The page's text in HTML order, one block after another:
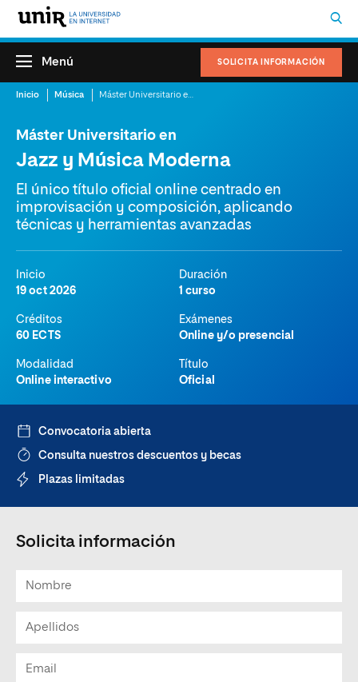
SOLICITA INFORMACIÓN
Menú
Inicio Música
Máster Universitario en
Jazz y Música Moderna
El único título oficial online centrado en
improvisación y composición, aplicando
técnicas y herramientas avanzadas
Inicio
19 oct 2026
Duración
1 curso
Créditos
60 ECTS
Exámenes
Online y/o presencial
Modalidad
Online interactivo
Título
Oficial
Convocatoria abierta
Consulta nuestros descuentos y becas
Plazas limitadas
Solicita información